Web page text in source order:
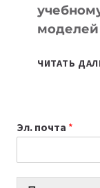
ЧИТАТЬ
Эл. почта *